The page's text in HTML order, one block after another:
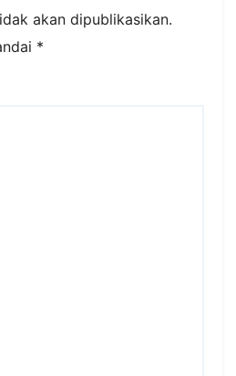
akan dipublikasikan.
*